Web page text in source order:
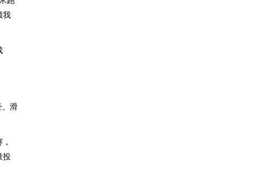
我
、滑
投